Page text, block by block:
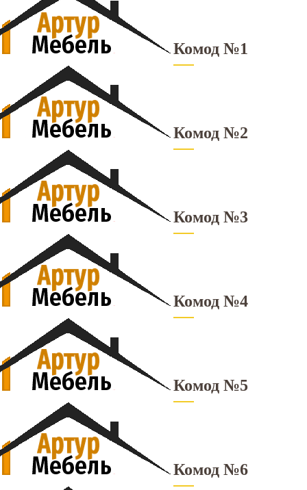
Комод №1
Комод №2
Комод №3
Комод №4
Комод №5
Комод №6